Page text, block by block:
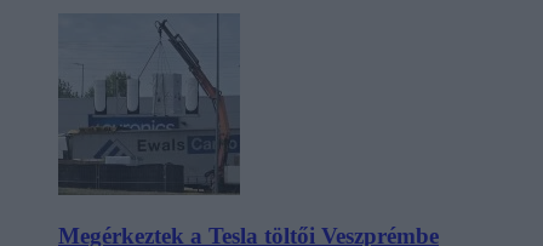
Megérkeztek a Tesla töltői Veszprémbe